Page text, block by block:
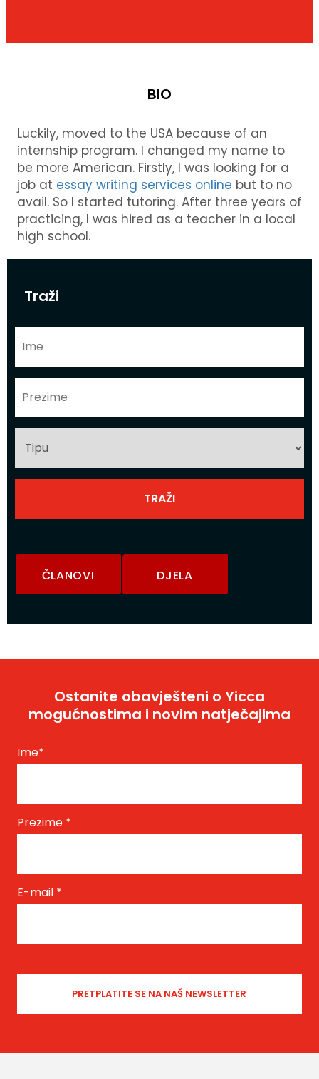
Traži
ČLANOVI DJELA
BIO
Luckily, moved to the USA because of an
internship program. I changed my name to
be more American. Firstly, I was looking for a
job at essay writing services online but to no
avail. So I started tutoring. After three years of
practicing, I was hired as a teacher in a local
high school.
Ostanite obavješteni o Yicca
mogućnostima i novim natječajima
Ime*
Prezime *
E-mail *